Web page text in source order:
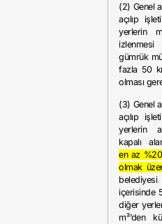
(2) Genel
açılıp
yerlerin
gümrük
fazla 50
olması
(3) Genel
açılıp
yerlerin
kapalı
en az
olmak
içerisinde
diğer
m²’den